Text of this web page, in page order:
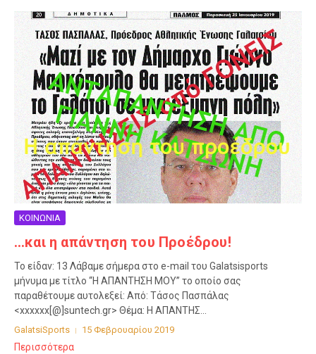
ΚΟΙΝΩΝΙΑ
…και η απάντηση του Προέδρου!
Το είδαν: 13 Λάβαμε σήμερα στο e-mail του Galatsisports
μήνυμα με τίτλο “Η ΑΠΑΝΤΗΣΗ ΜΟΥ” το οποίο σας
παραθέτουμε αυτολεξεί: Από: Τάσος Πασπάλας
<xxxxxx[@]suntech.gr> Θέμα: Η ΑΠΑΝΤΗΣ...
GalatsiSports 15 Φεβρουαρίου 2019
Περισσότερα